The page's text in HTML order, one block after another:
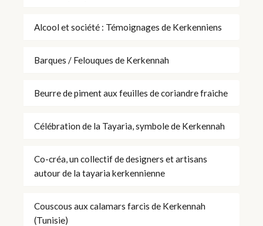
Alcool et société : Témoignages de Kerkenniens
Barques / Felouques de Kerkennah
Beurre de piment aux feuilles de coriandre fraiche
Célébration de la Tayaria, symbole de Kerkennah
Co-créa, un collectif de designers et artisans
autour de la tayaria kerkennienne
Couscous aux calamars farcis de Kerkennah
(Tunisie)